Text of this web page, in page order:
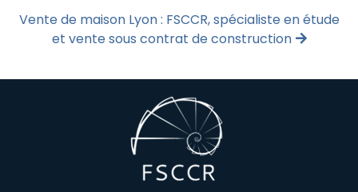
Vente de maison Lyon : FSCCR, spécialiste en étude
et vente sous contrat de construction